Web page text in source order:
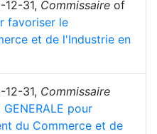
12-31, Commissaire of
favoriser le
et de l'Industrie en
12-31, Commissaire
GENERALE pour
du Commerce et de